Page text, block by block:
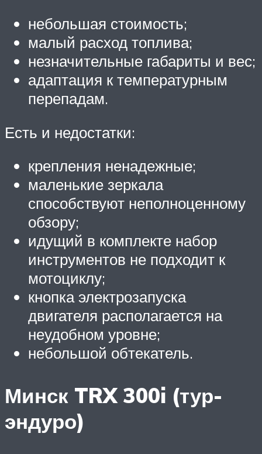
небольшая стоимость;
малый расход топлива;
незначительные габариты и вес;
адаптация к температурным
перепадам.
Есть и недостатки:
крепления ненадежные;
маленькие зеркала
способствуют неполноценному
обзору;
идущий в комплекте набор
инструментов не подходит к
мотоциклу;
кнопка электрозапуска
двигателя располагается на
неудобном уровне;
небольшой обтекатель.
Минск TRX 300i (тур-
эндуро)